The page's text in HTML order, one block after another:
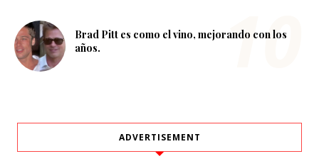
Brad Pitt es como el vino, mejorando con los
años.
ADVERTISEMENT